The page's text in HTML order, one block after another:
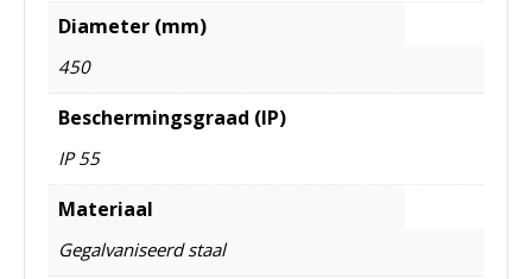
Diameter (mm)
450
Beschermingsgraad (IP)
IP 55
Materiaal
Gegalvaniseerd staal